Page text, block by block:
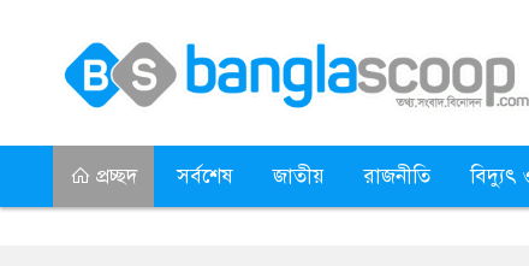
প্রচ্ছদ সর্বশেষ জাতীয় রাজনীতি বিদ্যুৎ